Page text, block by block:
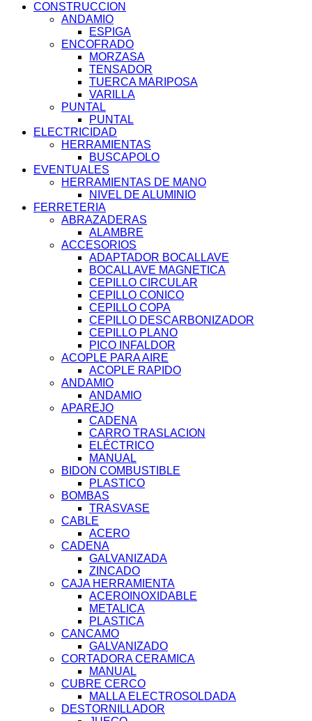
CONSTRUCCION
ANDAMIO
ESPIGA
ENCOFRADO
MORZASA
TENSADOR
TUERCA MARIPOSA
VARILLA
PUNTAL
PUNTAL
ELECTRICIDAD
HERRAMIENTAS
BUSCAPOLO
EVENTUALES
HERRAMIENTAS DE MANO
NIVEL DE ALUMINIO
FERRETERIA
ABRAZADERAS
ALAMBRE
ACCESORIOS
ADAPTADOR BOCALLAVE
BOCALLAVE MAGNETICA
CEPILLO CIRCULAR
CEPILLO CONICO
CEPILLO COPA
CEPILLO DESCARBONIZADOR
CEPILLO PLANO
PICO INFALDOR
ACOPLE PARA AIRE
ACOPLE RAPIDO
ANDAMIO
ANDAMIO
APAREJO
CADENA
CARRO TRASLACION
ELÉCTRICO
MANUAL
BIDON COMBUSTIBLE
PLASTICO
BOMBAS
TRASVASE
CABLE
ACERO
CADENA
GALVANIZADA
ZINCADO
CAJA HERRAMIENTA
ACEROINOXIDABLE
METALICA
PLASTICA
CANCAMO
GALVANIZADO
CORTADORA CERAMICA
MANUAL
CUBRE CERCO
MALLA ELECTROSOLDADA
DESTORNILLADOR